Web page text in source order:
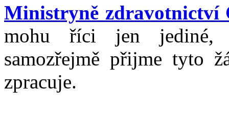
Ministryně zdravotnictví
mohu říci jen jediné,
samozřejmě přijme tyto
zpracuje.